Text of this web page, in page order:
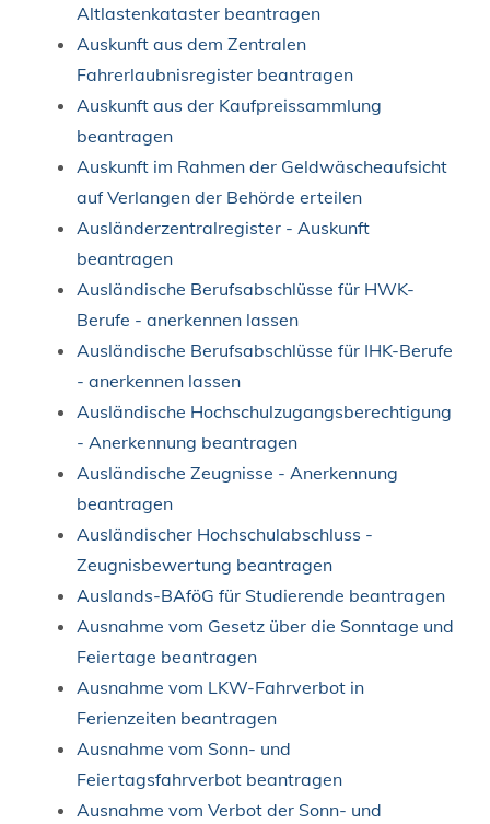
Altlastenkataster beantragen
Auskunft aus dem Zentralen
Fahrerlaubnisregister beantragen
Auskunft aus der Kaufpreissammlung
beantragen
Auskunft im Rahmen der Geldwäscheaufsicht
auf Verlangen der Behörde erteilen
Ausländerzentralregister - Auskunft
beantragen
Ausländische Berufsabschlüsse für HWK-
Berufe - anerkennen lassen
Ausländische Berufsabschlüsse für IHK-Berufe
- anerkennen lassen
Ausländische Hochschulzugangsberechtigung
- Anerkennung beantragen
Ausländische Zeugnisse - Anerkennung
beantragen
Ausländischer Hochschulabschluss -
Zeugnisbewertung beantragen
Auslands-BAföG für Studierende beantragen
Ausnahme vom Gesetz über die Sonntage und
Feiertage beantragen
Ausnahme vom LKW-Fahrverbot in
Ferienzeiten beantragen
Ausnahme vom Sonn- und
Feiertagsfahrverbot beantragen
Ausnahme vom Verbot der Sonn- und